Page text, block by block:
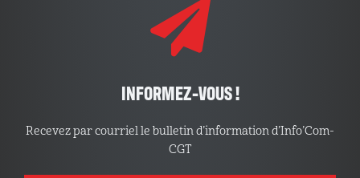
INFORMEZ-VOUS !
Recevez par courriel le bulletin d’information d’Info’Com-
CGT